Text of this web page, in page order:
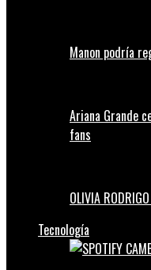
Manon podría
Ariana Grande
fans
OLIVIA
Tecnología